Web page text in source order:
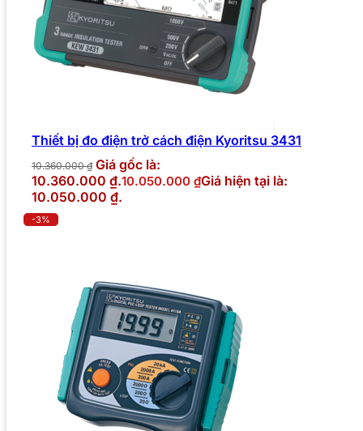
Thiết bị đo điện trở cách điện Kyoritsu 3431
10.360.000₫ Giá gốc là:
10.360.000 ₫.10.050.000 ₫Giá hiện tại là:
10.050.000 ₫.
-3%